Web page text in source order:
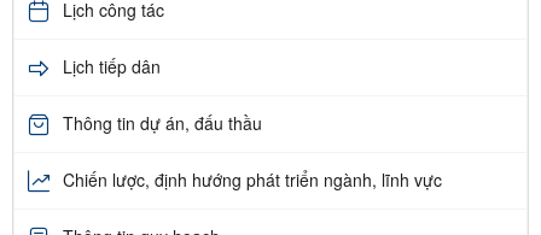
Lịch công tác
Lịch tiếp dân
Thông tin dự án, đấu thầu
Chiến lược, định hướng phát triển ngành, lĩnh vực